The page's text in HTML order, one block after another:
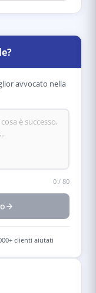
avvocato nella
0 / 80
clienti aiutati